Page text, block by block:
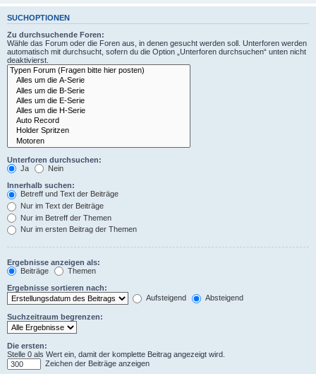
SUCHOPTIONEN
Zu durchsuchende Foren:
Wähle das Forum oder die Foren aus, in denen gesucht werden soll. Unterforen werden
automatisch mit durchsucht, sofern du die Option „Unterforen durchsuchen“ unten nicht
deaktivierst.
Unterforen durchsuchen:
Ja
Nein
Innerhalb suchen:
Betreff und Text der Beiträge
Nur im Text der Beiträge
Nur im Betreff der Themen
Nur im ersten Beitrag der Themen
Ergebnisse anzeigen als:
Beiträge
Themen
Ergebnisse sortieren nach:
Aufsteigend
Absteigend
Suchzeitraum begrenzen:
Die ersten:
Stelle 0 als Wert ein, damit der komplette Beitrag angezeigt wird.
Zeichen der Beiträge anzeigen